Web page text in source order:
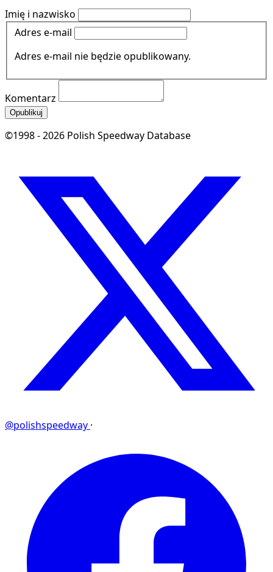
Imię i nazwisko
Adres e-mail
Adres e-mail nie będzie opublikowany.
Komentarz
Opublikuj
©1998 - 2026 Polish Speedway Database
@polishspeedway ·